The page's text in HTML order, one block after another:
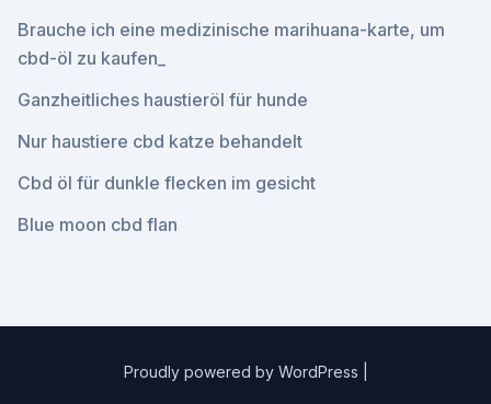
Brauche ich eine medizinische marihuana-karte, um
cbd-öl zu kaufen_
Ganzheitliches haustieröl für hunde
Nur haustiere cbd katze behandelt
Cbd öl für dunkle flecken im gesicht
Blue moon cbd flan
Proudly powered by WordPress